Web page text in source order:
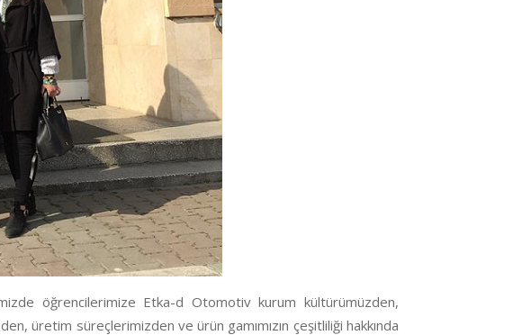
öğrencilerimize Etka-d Otomotiv kurum kültürümüzden,
üretim süreçlerimizden ve ürün gamımızın çeşitliliği hakkında